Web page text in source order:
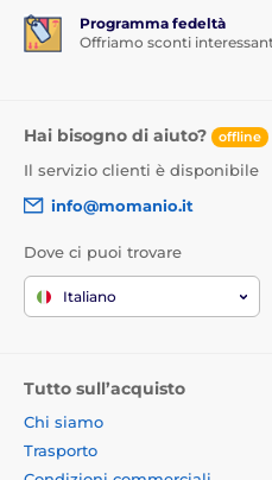
È semplice – unione di
Scegli il colore che ti
d'uso del telefono a un
Programma fedeltà
Offriamo sconti
Hai bisogno di aiuto? offline
Il servizio clienti è disponibile
info@momanio.it
Dove ci puoi trovare
Italiano
Tutto sull’acquisto
Chi siamo
Trasporto